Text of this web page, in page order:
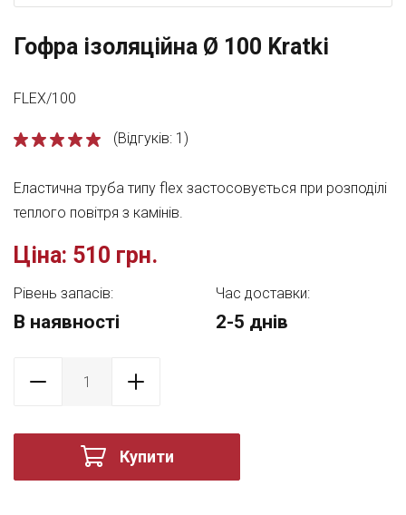
Гофра ізоляційна Ø 100 Kratki
FLEX/100
(Відгуків: 1)
Еластична труба типу flex застосовується при розподілі
теплого повітря з камінів.
Ціна: 510 грн.
Рівень запасів:
В наявності
Час доставки:
2-5 днів
Купити